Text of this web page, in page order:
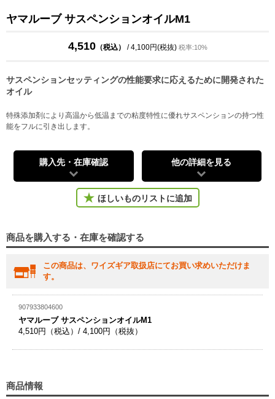
ヤマルーブ サスペンションオイルM1
4,510（税込） / 4,100円(税抜) 税率:10%
サスペンションセッティングの性能要求に応えるために開発された
オイル
特殊添加剤により高温から低温までの粘度特性に優れサスペンションの持つ性
能をフルに引き出します。
購入先・在庫確認 他の詳細を見る
ほしいものリストに追加
商品を購入する・在庫を確認する
この商品は、ワイズギア取扱店にてお買い求めいただけま
す。
907933804600
ヤマルーブ サスペンションオイルM1
4,510円（税込）/ 4,100円（税抜）
商品情報